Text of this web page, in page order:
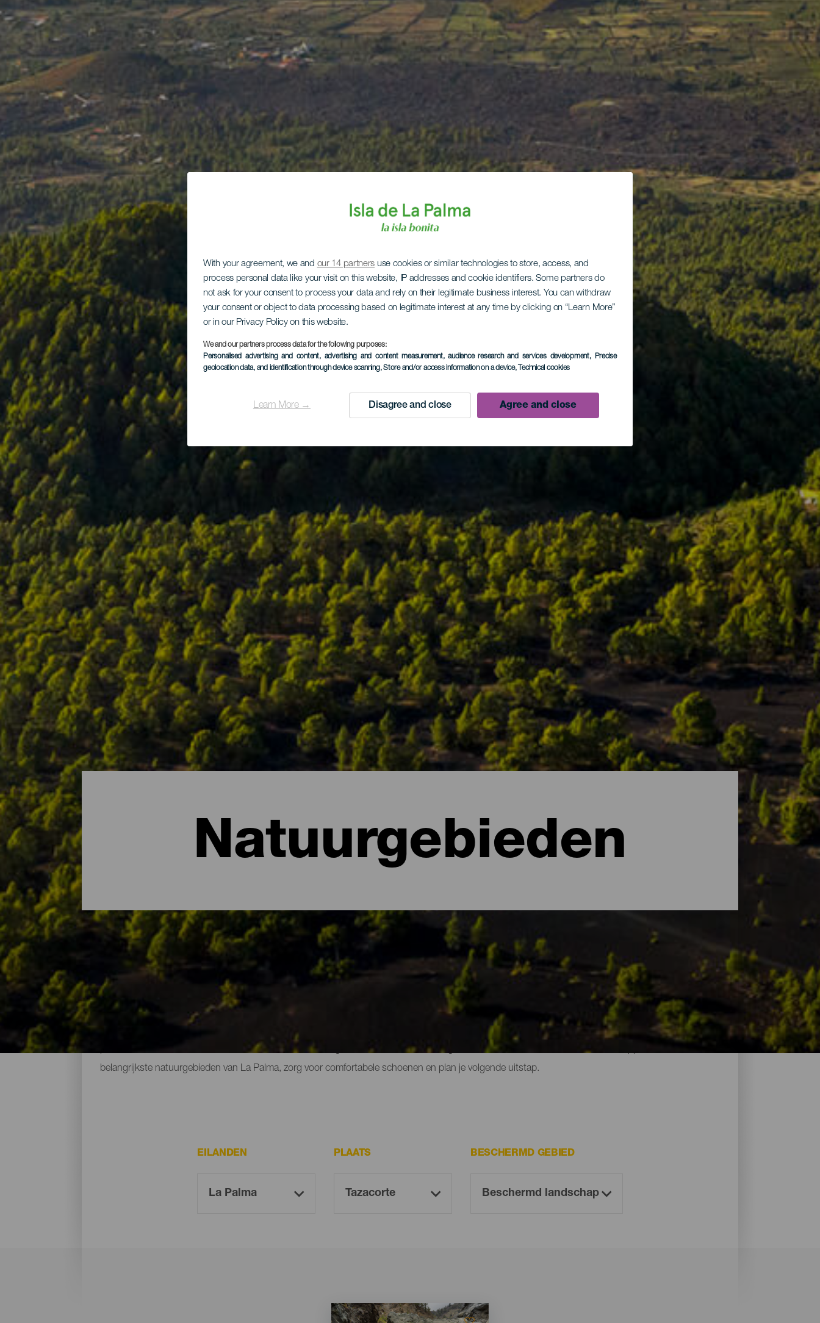
With your agreement, we and our 14 partners use cookies or similar technologies to store, access, and
process personal data like your visit on this website, IP addresses and cookie identifiers. Some partners do
not ask for your consent to process your data and rely on their legitimate business interest. You can withdraw
your consent or object to data processing based on legitimate interest at any time by clicking on “Learn More”
or in our Privacy Policy on this website.
We and our partners process data for the following purposes:
Personalised advertising and content, advertising and content measurement, audience research and services development, Precise
geolocation data, and identification through device scanning, Store and/or access information on a device, Technical cookies
Learn More → Disagree and close Agree and close
Natuurgebieden
De belangrijkste natuurgebieden van La Palma
Als er iets is dat La Isla Bonita kenmerkt dan is het wel de uitbundige natuur, vol contrasten en nuances. La Palma wordt door UNESCO beschouwd
als Biosfeerreservaat en herbergt verschillende ecosystemen met een unieke flora en fauna. Onder de natuurgebieden op het eiland bevinden zich
parken, reservaten en natuurmonumenten, beschermde gebieden en bezienswaardigheden voor zowel toeristen als wetenschappers. Ontdek de
belangrijkste natuurgebieden van La Palma, zorg voor comfortabele schoenen en plan je volgende uitstap.
EILANDEN PLAATS BESCHERMD GEBIED
Imagen
Listado
Imagen